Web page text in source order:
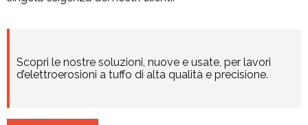
Scopri le nostre soluzioni, nuove e usate, per lavori
d’elettroerosioni a tuffo di alta qualità e precisione.